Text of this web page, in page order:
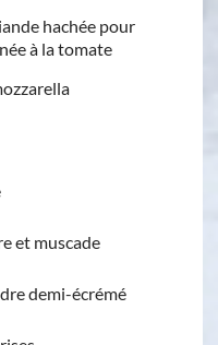
hachée pour
à la tomate
et muscade
demi-écrémé